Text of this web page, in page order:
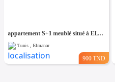
appartement S+1 meublé situé à EL Manar 1
Tunis , Elmanar
900 TND